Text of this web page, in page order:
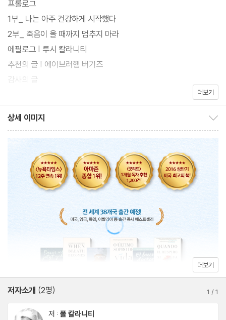
프롤로그
1부_ 나는 아주 건강하게 시작했다
2부_ 죽음이 올 때까지 멈추지 마라
에필로그 | 루시 칼라니티
추천의 글 | 에이브러햄 버기즈
감사의 글
더보기
상세 이미지
더보기
저자소개 (2명) 1 /1
저 : 폴 칼라니티